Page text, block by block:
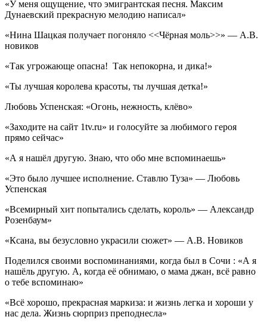
«У меня ощущение, что эмигрантская песня. Максим
Дунаевский прекрасную мелодию написал»
«Нина Шацкая получает погоняло <<Чёрная моль>>» — А.В.
новиков
«Так угрожающе опасна! Так непокорна, и дика!»
«Ты лучшая королева красоты, ты лучшая детка!»
Любовь Успенская: «Огонь, нежность, клёво»
«Заходите на сайт 1tv.ru» и голосуйте за любимого героя
прямо сейчас»
«А я нашёл другую. Знаю, что обо мне вспоминаешь»
«Это было лучшее исполнение. Ставлю Туза» — Любовь
Успенская
«Всемирный хит попытались сделать, король» — Александр
Розенбаум»
«Ксана, вы безусловно украсили сюжет» — А.В. Новиков
Поделился своими воспоминаниями, когда был в Сочи : «А я
нашёль другую. А, когда её обнимаю, о мама джан, всё равно
о тебе вспоминаю»
«Всё хорошо, прекрасная маркиза: и жизнь легка и хороши у
нас дела. Жизнь сюрприз преподнесла»